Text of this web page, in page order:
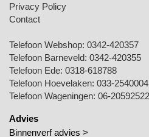
Privacy Policy
Contact
Telefoon Webshop: 0342-420357
Telefoon Barneveld: 0342-420355
Telefoon Ede: 0318-618788
Telefoon Hoevelaken: 033-2540004
Telefoon Wageningen: 06-20592522
Advies
Binnenverf advies >